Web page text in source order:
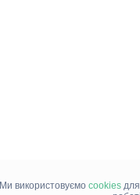
Ми використовуємо cookies